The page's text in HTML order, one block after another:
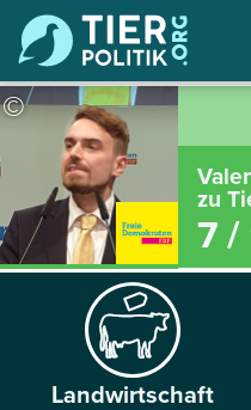
©
zu
7 /
Land­wirtschaft